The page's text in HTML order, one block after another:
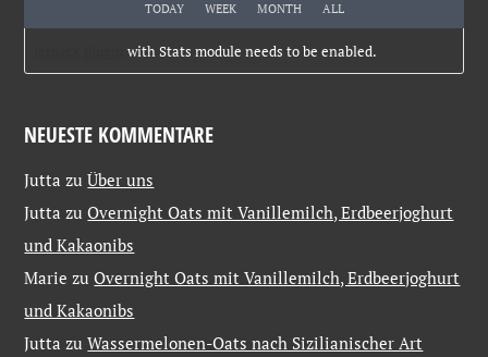
TODAY WEEK MONTH ALL
with Stats module needs to be enabled.
NEUESTE KOMMENTARE
Jutta zuÜber uns
Jutta zuOvernight Oats mit Vanillemilch, Erdbeerjoghurt
und Kakaonibs
Marie zuOvernight Oats mit Vanillemilch, Erdbeerjoghurt
und Kakaonibs
Jutta zuWassermelonen-Oats nach Sizilianischer Art